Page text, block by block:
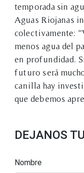
temporada sin
Aguas Riojanas
colectivamente:
menos agua del
en profundidad.
futuro será
canilla hay
que debemos
DEJANOS
Nombre